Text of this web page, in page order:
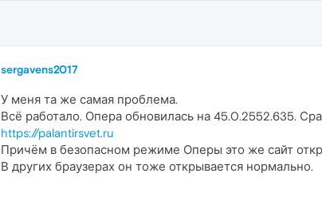
sergavens2017
У меня та же самая проблема.
Всё работало. Опера обновилась на 45.0.2552.635.
https://palantirsvet.ru
Причём в безопасном режиме Оперы это же сайт
В других браузерах он тоже открывается нормально.